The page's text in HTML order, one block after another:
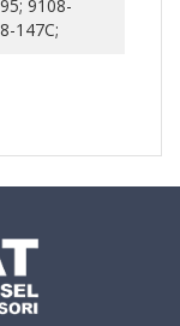
9108-
147C;